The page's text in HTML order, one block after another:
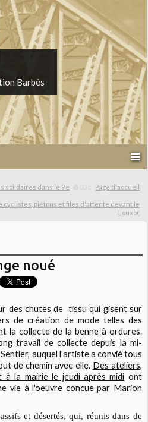
Barbès
solidaires dans le 9e Page d'accueil
piétons et files d'attente devant le
Louxor
noué
des chutes de tissu qui gisent sur
de création de mode telles des
la collecte de la benne à ordures.
travail de collecte depuis la mi-
auquel l'artiste a convié tous
de chemin avec elle. Des ateliers,
la mairie le jeudi après midi ont
vie à l'oeuvre concue par Marion
et désertés, qui, réunis dans de